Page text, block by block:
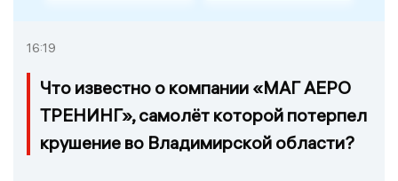
16:19
Что известно о компании «МАГ АЕРО
ТРЕНИНГ», самолёт которой потерпел
крушение во Владимирской области?